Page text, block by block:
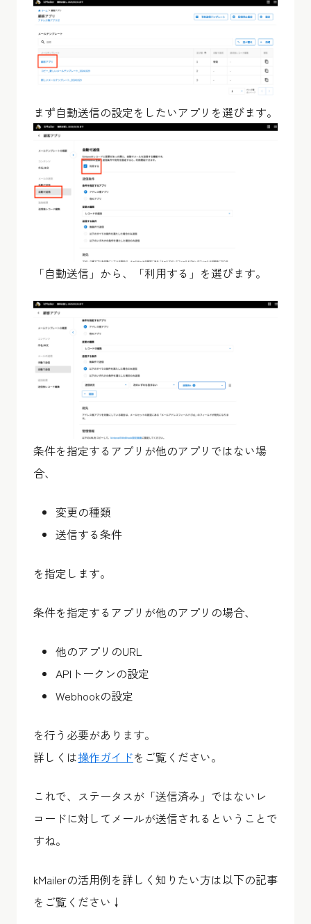
まず自動送信の設定をしたいアプリを選びます。
「自動送信」から、「利用する」を選びます。
条件を指定するアプリが他のアプリではない場
合、
変更の種類
送信する条件
を指定します。
条件を指定するアプリが他のアプリの場合、
他のアプリのURL
APIトークンの設定
Webhookの設定
を行う必要があります。
詳しくは操作ガイドをご覧ください。
これで、ステータスが「送信済み」ではないレ
コードに対してメールが送信されるということで
すね。
kMailerの活用例を詳しく知りたい方は以下の記事
をご覧ください↓